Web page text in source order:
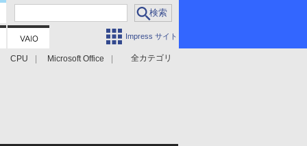
Impress サイト
全カテゴリ
CPU Microsoft Office